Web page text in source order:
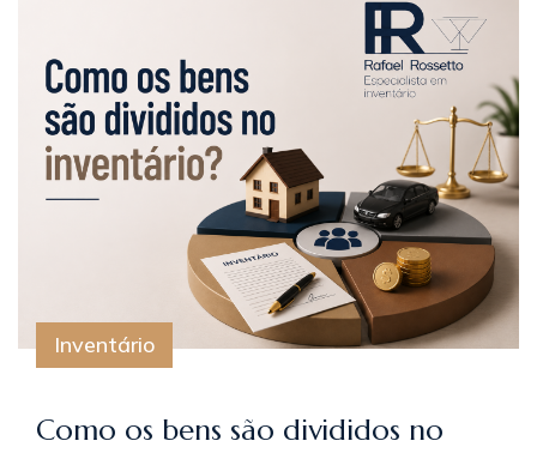
Inventário
Como os bens são divididos no